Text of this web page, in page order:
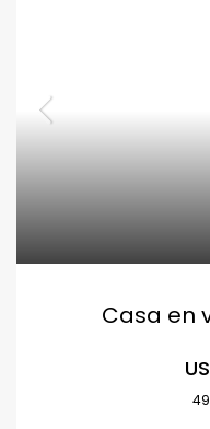
Casa en